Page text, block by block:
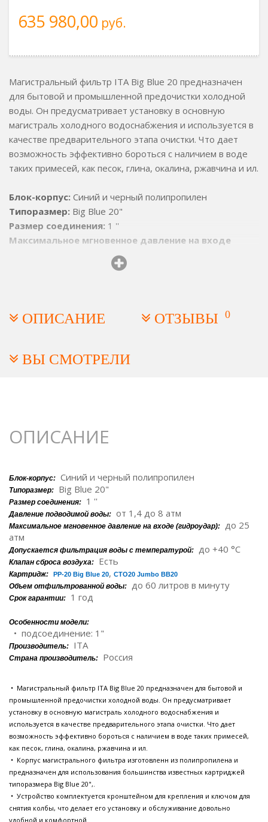
635 980,00 руб.
Магистральный фильтр ITA Big Blue 20 предназначен
для бытовой и промышленной предочистки холодной
воды. Он предусматривает установку в основную
магистраль холодного водоснабжения и используется в
качестве предварительного этапа очистки. Что дает
возможность эффективно бороться с наличием в воде
таких примесей, как песок, глина, окалина, ржавчина и ил.
Блок-корпус: Синий и черный полипропилен
Типоразмер: Big Blue 20"
Размер соединения: 1 ''
Максимальное мгновенное давление на входе
до 25 атм
Допускается фильтрация воды с температурой:
Картридж:
PP-20 Big Blue 20 CTO20 Jumbo BB20
Объем отфильтрованной воды: до 60 литров в
Срок гарантии:1 год
ОПИСАНИЕ ОТЗЫВЫ 0
ВЫ СМОТРЕЛИ
ОПИСАНИЕ
Блок-корпус: Синий и черный полипропилен
Типоразмер: Big Blue 20"
Размер соединения: 1 ''
Давление подводимой воды: от 1,4 до 8 атм
Максимальное мгновенное давление на входе (гидроудар): до 25
атм
Допускается фильтрация воды с температурой: до +40 °C
Клапан сброса воздуха: Есть
Картридж: PP-20 Big Blue 20, CTO20 Jumbo BB20
Объем отфильтрованной воды: до 60 литров в минуту
Срок гарантии: 1 год
Особенности модели:
• подсоединение: 1"
Производитель: ITA
Страна производитель: Россия
• Магистральный фильтр ITA Big Blue 20 предназначен для бытовой и
промышленной предочистки холодной воды. Он предусматривает
установку в основную магистраль холодного водоснабжения и
используется в качестве предварительного этапа очистки. Что дает
возможность эффективно бороться с наличием в воде таких примесей,
как песок, глина, окалина, ржавчина и ил.
• Корпус магистрального фильтра изготовленн из полипропилена и
предназначен для использования большинства известных картриджей
типоразмера Big Blue 20",.
• Устройство комплектуется кронштейном для крепления и ключом для
снятия колбы, что делает его установку и обслуживание довольно
удобной и комфортной.